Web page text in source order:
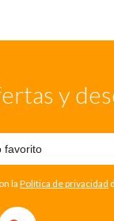
y
la Política de privacidad